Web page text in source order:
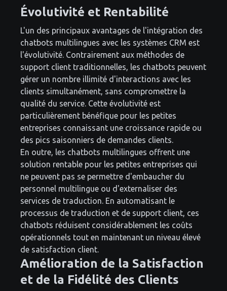
Évolutivité et Rentabilité
L'un des principaux avantages de l'intégration des
chatbots multilingues avec les systèmes CRM est
l'évolutivité. Contrairement aux méthodes de
support client traditionnelles, les chatbots peuvent
gérer un nombre illimité d'interactions avec les
clients simultanément, sans compromettre la
qualité du service. Cette évolutivité est
particulièrement bénéfique pour les petites
entreprises connaissant une croissance rapide ou
des pics saisonniers de demandes clients.
En outre, les chatbots multilingues offrent une
solution rentable pour les petites entreprises qui
ne peuvent pas se permettre d'embaucher du
personnel multilingue ou d'externaliser des
services de traduction. En automatisant le
processus de traduction et de support client, ces
chatbots réduisent considérablement les coûts
opérationnels tout en maintenant un niveau élevé
de satisfaction client.
Amélioration de la Satisfaction
et de la Fidélité des Clients